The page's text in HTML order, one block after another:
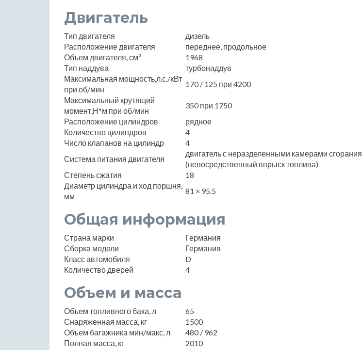
Двигатель
Тип двигателя
дизель
Расположение двигателя
переднее, продольное
Объем двигателя, см³
1968
Тип наддува
турбонаддув
Максимальная мощность,л.с./кВт
при об/мин
170 / 125 при 4200
Максимальный крутящий
момент,Н*м при об/мин
350 при 1750
Расположение цилиндров
рядное
Количество цилиндров
4
Число клапанов на цилиндр
4
Система питания двигателя
двигатель с неразделенными камерами сгорания
(непосредственный впрыск топлива)
Степень сжатия
18
Диаметр цилиндра и ход поршня,
мм
81 × 95.5
Общая информация
Страна марки
Германия
Сборка модели
Германия
Класс автомобиля
D
Количество дверей
4
Объем и масса
Объем топливного бака, л
65
Снаряженная масса, кг
1500
Объем багажника мин/макс, л
480 / 962
Полная масса, кг
2010